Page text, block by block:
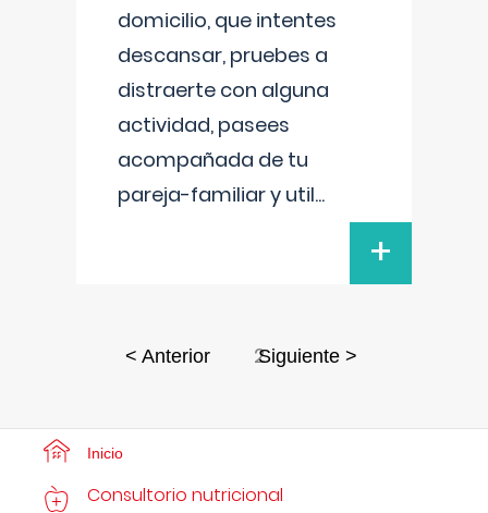
domicilio, que intentes
descansar, pruebes a
distraerte con alguna
actividad, pasees
acompañada de tu
pareja-familiar y util...
+
< Anterior 2Siguiente >
Inicio
Consultorio nutricional